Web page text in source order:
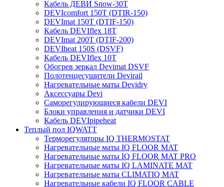
Кабель ДЕВИ Snow-30T
DEVIcomfort 150T (DTIR-150)
DEVImat 150T (DTIF-150)
Кабель DEVIflex 18T
DEVImat 200T (DTIF-200)
DEVIheat 150S (DSVF)
Кабель DEVIflex 10T
Обогрев зеркал Devimat DSVF
Полотенцесушители Devirail
Нагревательные маты Devidry
Аксессуары Devi
Саморегулирующиеся кабели DEVI
Блоки управления и датчики DEVI
Кабель DEVIpipeheat
Теплый пол IQWATT
Терморегуляторы IQ THERMOSTAT
Нагревательные маты IQ FLOOR MAT
Нагревательные маты IQ FLOOR MAT PRO
Нагревательные маты IQ LAMINATE MAT
Нагревательные маты CLIMATIQ MAT
Нагревательные кабели IQ FLOOR CABLE